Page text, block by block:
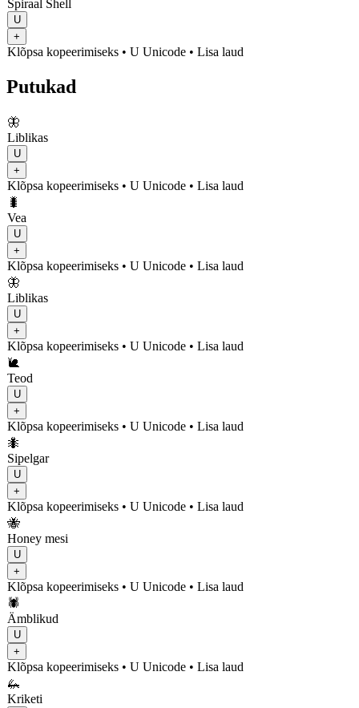
Spiraal Shell
U
+
Klõpsa kopeerimiseks • U Unicode • Lisa laud
Putukad
🦋
Liblikas
U
+
Klõpsa kopeerimiseks • U Unicode • Lisa laud
🐛
Vea
U
+
Klõpsa kopeerimiseks • U Unicode • Lisa laud
🦋
Liblikas
U
+
Klõpsa kopeerimiseks • U Unicode • Lisa laud
🐌
Teod
U
+
Klõpsa kopeerimiseks • U Unicode • Lisa laud
🐜
Sipelgar
U
+
Klõpsa kopeerimiseks • U Unicode • Lisa laud
🐝
Honey mesi
U
+
Klõpsa kopeerimiseks • U Unicode • Lisa laud
🕷️
Ämblikud
U
+
Klõpsa kopeerimiseks • U Unicode • Lisa laud
🦗
Kriketi